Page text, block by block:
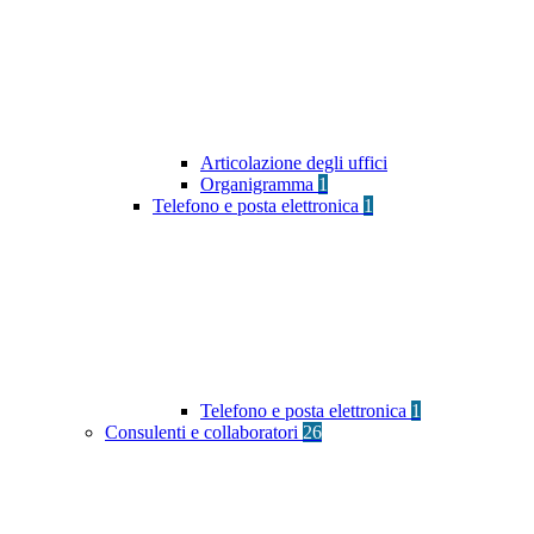
Articolazione degli uffici
Organigramma 1
Telefono e posta elettronica 1
Telefono e posta elettronica 1
Consulenti e collaboratori 26